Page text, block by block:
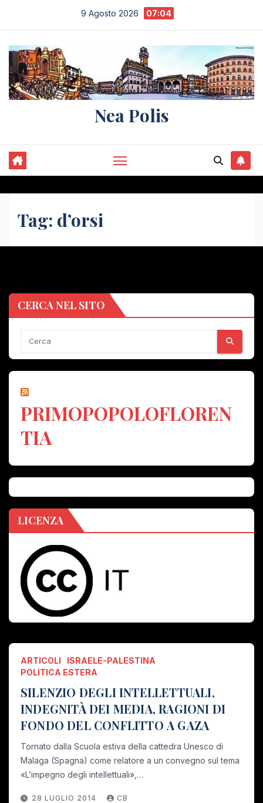
contenuto
9 Agosto 2026 07:04
Nea Polis
Tag: d’orsi
CERCA NEL SITO
PRIMOPOPOLOFLOREN
TIA
LICENZA
ARTICOLI
ISRAELE-PALESTINA
POLITICA ESTERA
SILENZIO DEGLI INTELLETTUALI,
INDEGNITÀ DEI MEDIA, RAGIONI DI
FONDO DEL CONFLITTO A GAZA
Tornato dalla Scuola estiva della cattedra Unesco di
Malaga (Spagna) come relatore a un convegno sul tema
«L’impegno degli intellettuali»,…
28 LUGLIO 2014 CB